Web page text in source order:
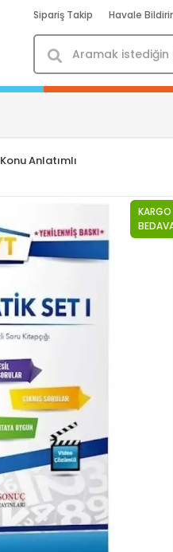
Sipariş Takip Havale
Konu Anlatımlı
KARGO